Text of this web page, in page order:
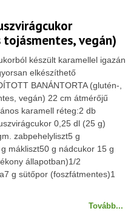
vegán)
készült karamellel igazán
elkészíthető
BANÁNTORTA (glutén-,
vegán) 22 cm átmérőjű
karamell réteg:2 db
0,25 dl (25 g)
zabpehelyliszt5 g
mákliszt50 g nádcukor 15 g
állapotban)1/2
g sütőpor (foszfátmentes)1
Tovább...